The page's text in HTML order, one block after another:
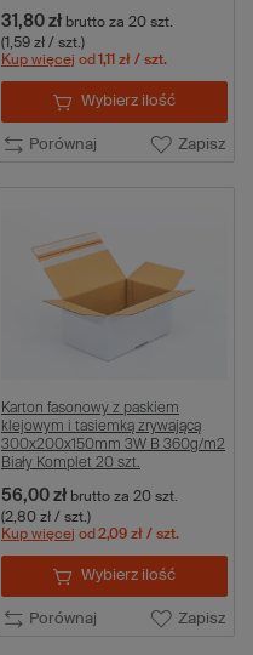
31,80 zł brutto za 20 szt.
(1,59 zł / szt.)
Kup więcej od 1,11 zł / szt.
Porównaj Zapisz
Wybierz ilość
Karton fasonowy z paskiem
klejowym i tasiemką zrywającą
300x200x150mm 3W B 360g/m2
Biały Komplet 20 szt.
56,00 zł brutto za 20 szt.
(2,80 zł / szt.)
Kup więcej od 2,09 zł / szt.
Porównaj Zapisz
Wybierz ilość